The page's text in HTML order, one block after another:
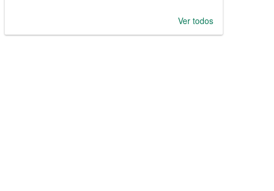
Ver todos